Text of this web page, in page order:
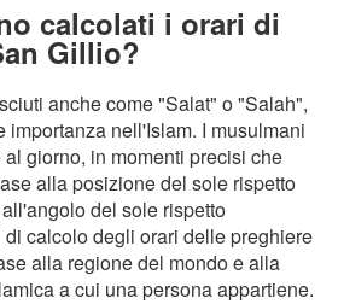
calcolati i orari di
Gillio?
anche come "Salat" o "Salah",
importanza nell'Islam. I musulmani
giorno, in momenti precisi che
alla posizione del sole rispetto
del sole rispetto
calcolo degli orari delle preghiere
alla regione del mondo e alla
a cui una persona appartiene.